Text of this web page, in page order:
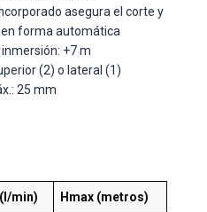
asegura el corte y
forma automática
+7 m
(2) o lateral (1)
25 mm
min) Hmax (metros)